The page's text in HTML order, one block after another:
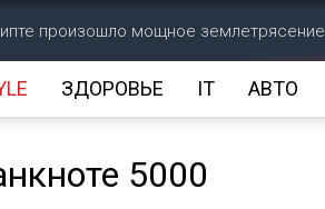
произошло мощное землетрясение
ЗДОРОВЬЕ IT АВТО
5000